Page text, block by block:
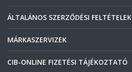
ÁLTALÁNOS SZERZŐDÉSI FELTÉTELEK
MÁRKASZERVIZEK
CIB-ONLINE FIZETÉSI TÁJÉKOZTATÓ